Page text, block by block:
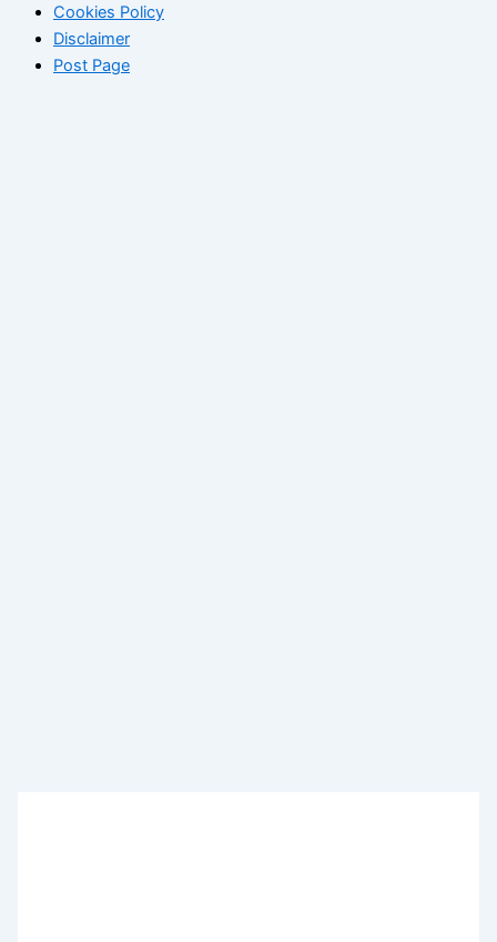
Cookies Policy
Disclaimer
Post Page